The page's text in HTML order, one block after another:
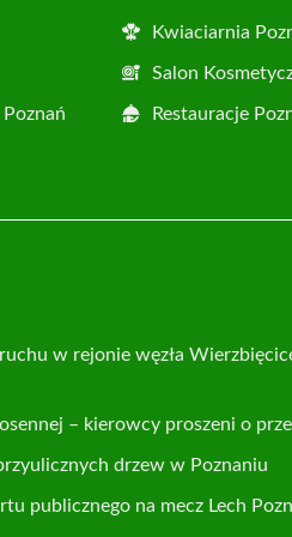
Kwiaciarnia
Salon
Restauracje
w rejonie węzła
– kierowcy proszeni o
drzew w Poznaniu
publicznego na mecz Lech